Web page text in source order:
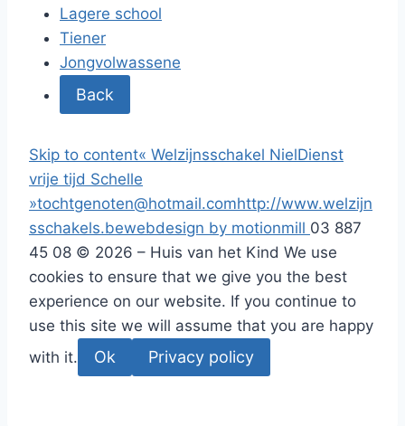
Lagere school
Tiener
Jongvolwassene
Back
Skip to content« Welzijnsschakel NielDienst
vrije tijd Schelle
»tochtgenoten@hotmail.comhttp://www.welzijn
sschakels.bewebdesign by motionmill 03 887
45 08 © 2026 – Huis van het Kind We use
cookies to ensure that we give you the best
experience on our website. If you continue to
use this site we will assume that you are happy
with it.
Ok Privacy policy